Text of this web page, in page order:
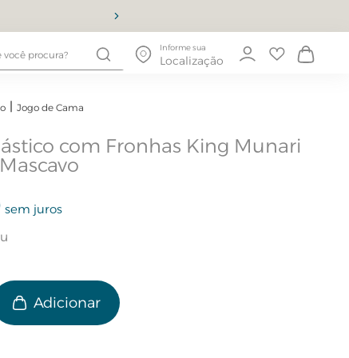
Informe sua
Localização
Jogo de Cama
com Fronhas King Munari
sem juros